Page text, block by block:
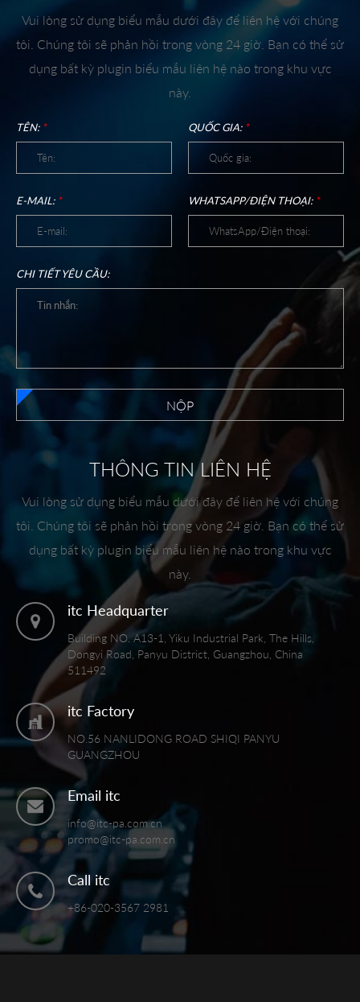
Vui lòng sử dụng biểu mẫu dưới đây để liên hệ với chúng
tôi. Chúng tôi sẽ phản hồi trong vòng 24 giờ. Bạn có thể sử
dụng bất kỳ plugin biểu mẫu liên hệ nào trong khu vực
này.
TÊN: * QUỐC GIA: *
E-MAIL: * WHATSAPP/ĐIỆN THOẠI: *
CHI TIẾT YÊU CẦU:
NỘP
THÔNG TIN LIÊN HỆ
Vui lòng sử dụng biểu mẫu dưới đây để liên hệ với chúng
tôi. Chúng tôi sẽ phản hồi trong vòng 24 giờ. Bạn có thể sử
dụng bất kỳ plugin biểu mẫu liên hệ nào trong khu vực
này.
itc Headquarter
Building NO. A13-1, Yiku Industrial Park, The Hills,
Dongyi Road, Panyu District, Guangzhou, China
511492
itc Factory
NO.56 NANLIDONG ROAD SHIQI PANYU
GUANGZHOU
Email itc
info@itc-pa.com.cn
promo@itc-pa.com.cn
Call itc
+86-020-3567 2981